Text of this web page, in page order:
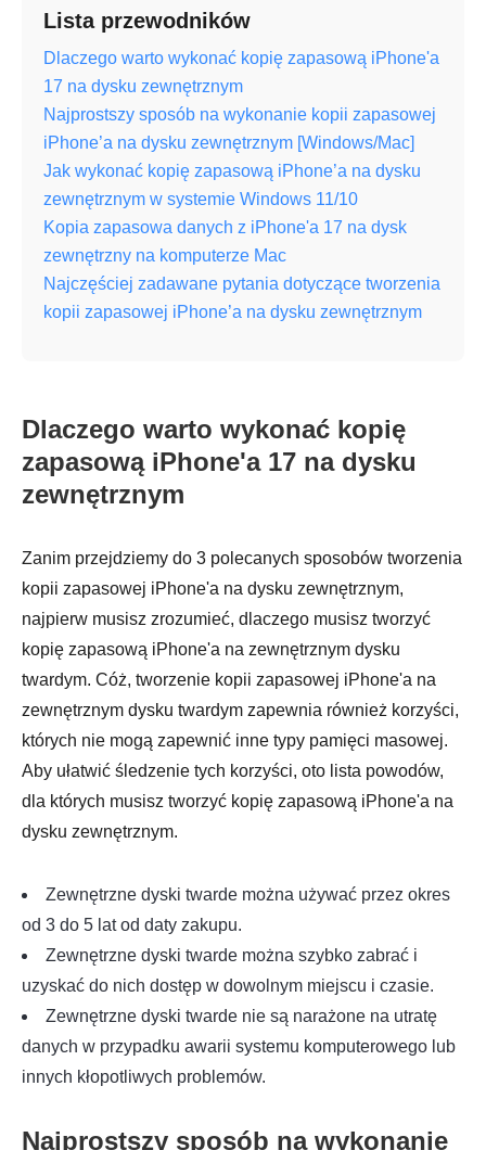
Lista przewodników
Dlaczego warto wykonać kopię zapasową iPhone'a
17 na dysku zewnętrznym
Najprostszy sposób na wykonanie kopii zapasowej
iPhone’a na dysku zewnętrznym [Windows/Mac]
Jak wykonać kopię zapasową iPhone’a na dysku
zewnętrznym w systemie Windows 11/10
Kopia zapasowa danych z iPhone'a 17 na dysk
zewnętrzny na komputerze Mac
Najczęściej zadawane pytania dotyczące tworzenia
kopii zapasowej iPhone’a na dysku zewnętrznym
Dlaczego warto wykonać kopię
zapasową iPhone'a 17 na dysku
zewnętrznym
Zanim przejdziemy do 3 polecanych sposobów tworzenia
kopii zapasowej iPhone'a na dysku zewnętrznym,
najpierw musisz zrozumieć, dlaczego musisz tworzyć
kopię zapasową iPhone'a na zewnętrznym dysku
twardym. Cóż, tworzenie kopii zapasowej iPhone'a na
zewnętrznym dysku twardym zapewnia również korzyści,
których nie mogą zapewnić inne typy pamięci masowej.
Aby ułatwić śledzenie tych korzyści, oto lista powodów,
dla których musisz tworzyć kopię zapasową iPhone'a na
dysku zewnętrznym.
Zewnętrzne dyski twarde można używać przez okres
od 3 do 5 lat od daty zakupu.
Zewnętrzne dyski twarde można szybko zabrać i
uzyskać do nich dostęp w dowolnym miejscu i czasie.
Zewnętrzne dyski twarde nie są narażone na utratę
danych w przypadku awarii systemu komputerowego lub
innych kłopotliwych problemów.
Najprostszy sposób na wykonanie